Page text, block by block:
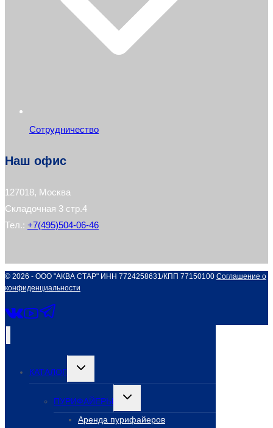
Сотрудничество
Наш офис
127018, Москва
Складочная 3 стр.4
Тел.: +7(495)504-06-46
© 2026 - ООО "АКВА СТАР" ИНН 7724258631/КПП 77150100 Соглашение о
конфиденциальности
КАТАЛОГ
Переключить
меню
ПУРИФАЙЕРЫ
Переключить
меню
Аренда пурифайеров